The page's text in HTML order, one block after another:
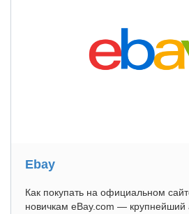
Ebay
Как покупать на официальном
новичкам eBay.com — крупнейший